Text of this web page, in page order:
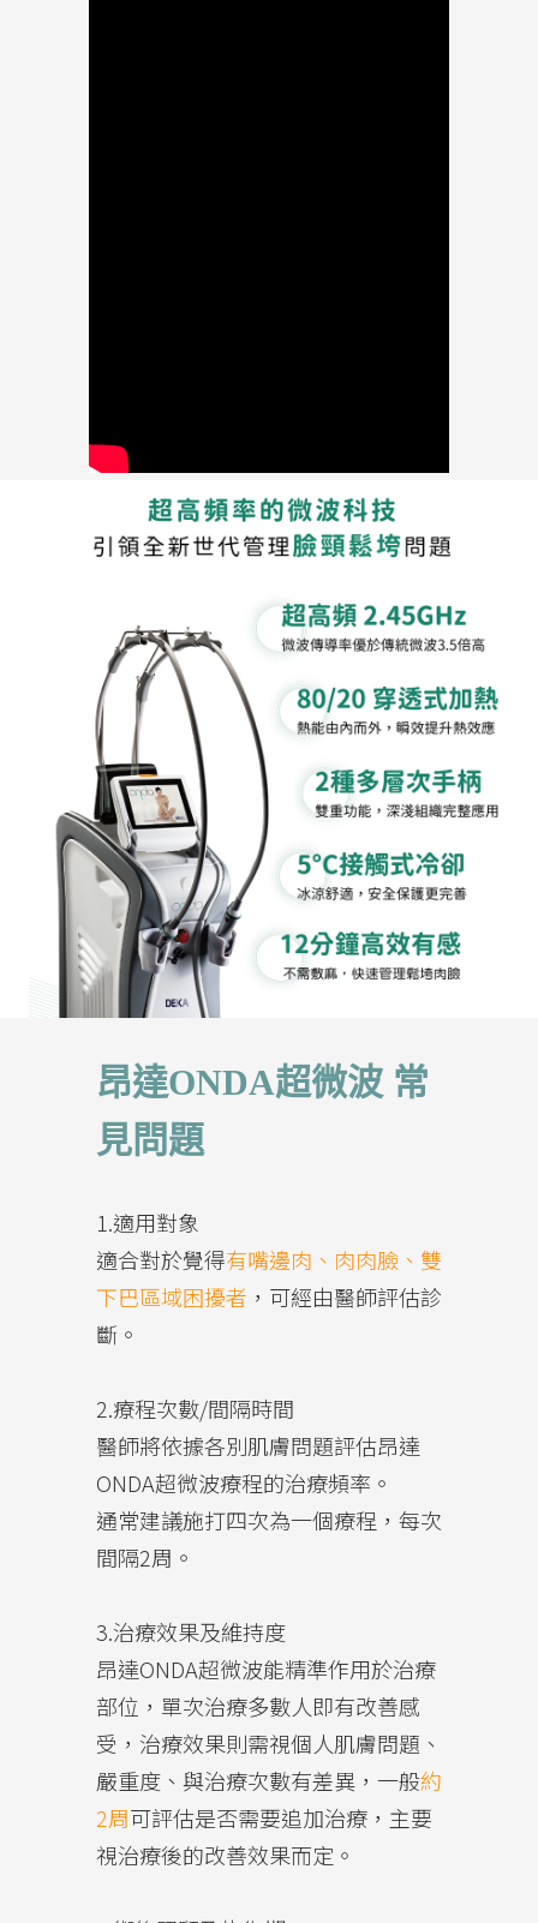
昂達ONDA超微波 常
見問題
1.適用對象
適合對於覺得有嘴邊肉、肉肉臉、雙
下巴區域困擾者 ，可經由醫師評估診
斷。
2.療程次數/間隔時間
醫師將依據各別肌膚問題評估昂達
ONDA超微波療程的治療頻率。
通常建議施打四次為一個療程，每次
間隔2周。
3.治療效果及維持度
昂達ONDA超微波能精準作用於治療
部位，單次治療多數人即有改善感
受，治療效果則需視個人肌膚問題、
嚴重度、與治療次數有差異，一般約
2周可評估是否需要追加治療，主要
視治療後的改善效果而定。